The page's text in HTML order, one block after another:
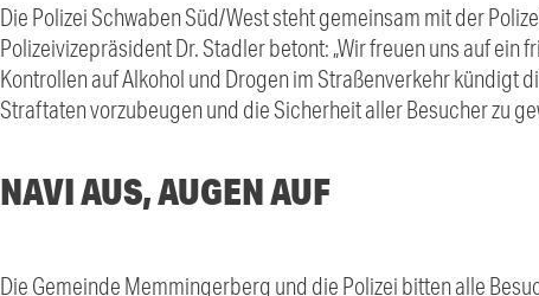
Die Polizei Schwaben Süd/West steht gemeinsam mit der
Polizeivizepräsident Dr. Stadler betont: „Wir freuen uns auf
Kontrollen auf Alkohol und Drogen im Straßenverkehr kündigt
Straftaten vorzubeugen und die Sicherheit aller Besucher zu
NAVI AUS, AUGEN AUF
Die Gemeinde Memmingerberg und die Polizei bitten alle